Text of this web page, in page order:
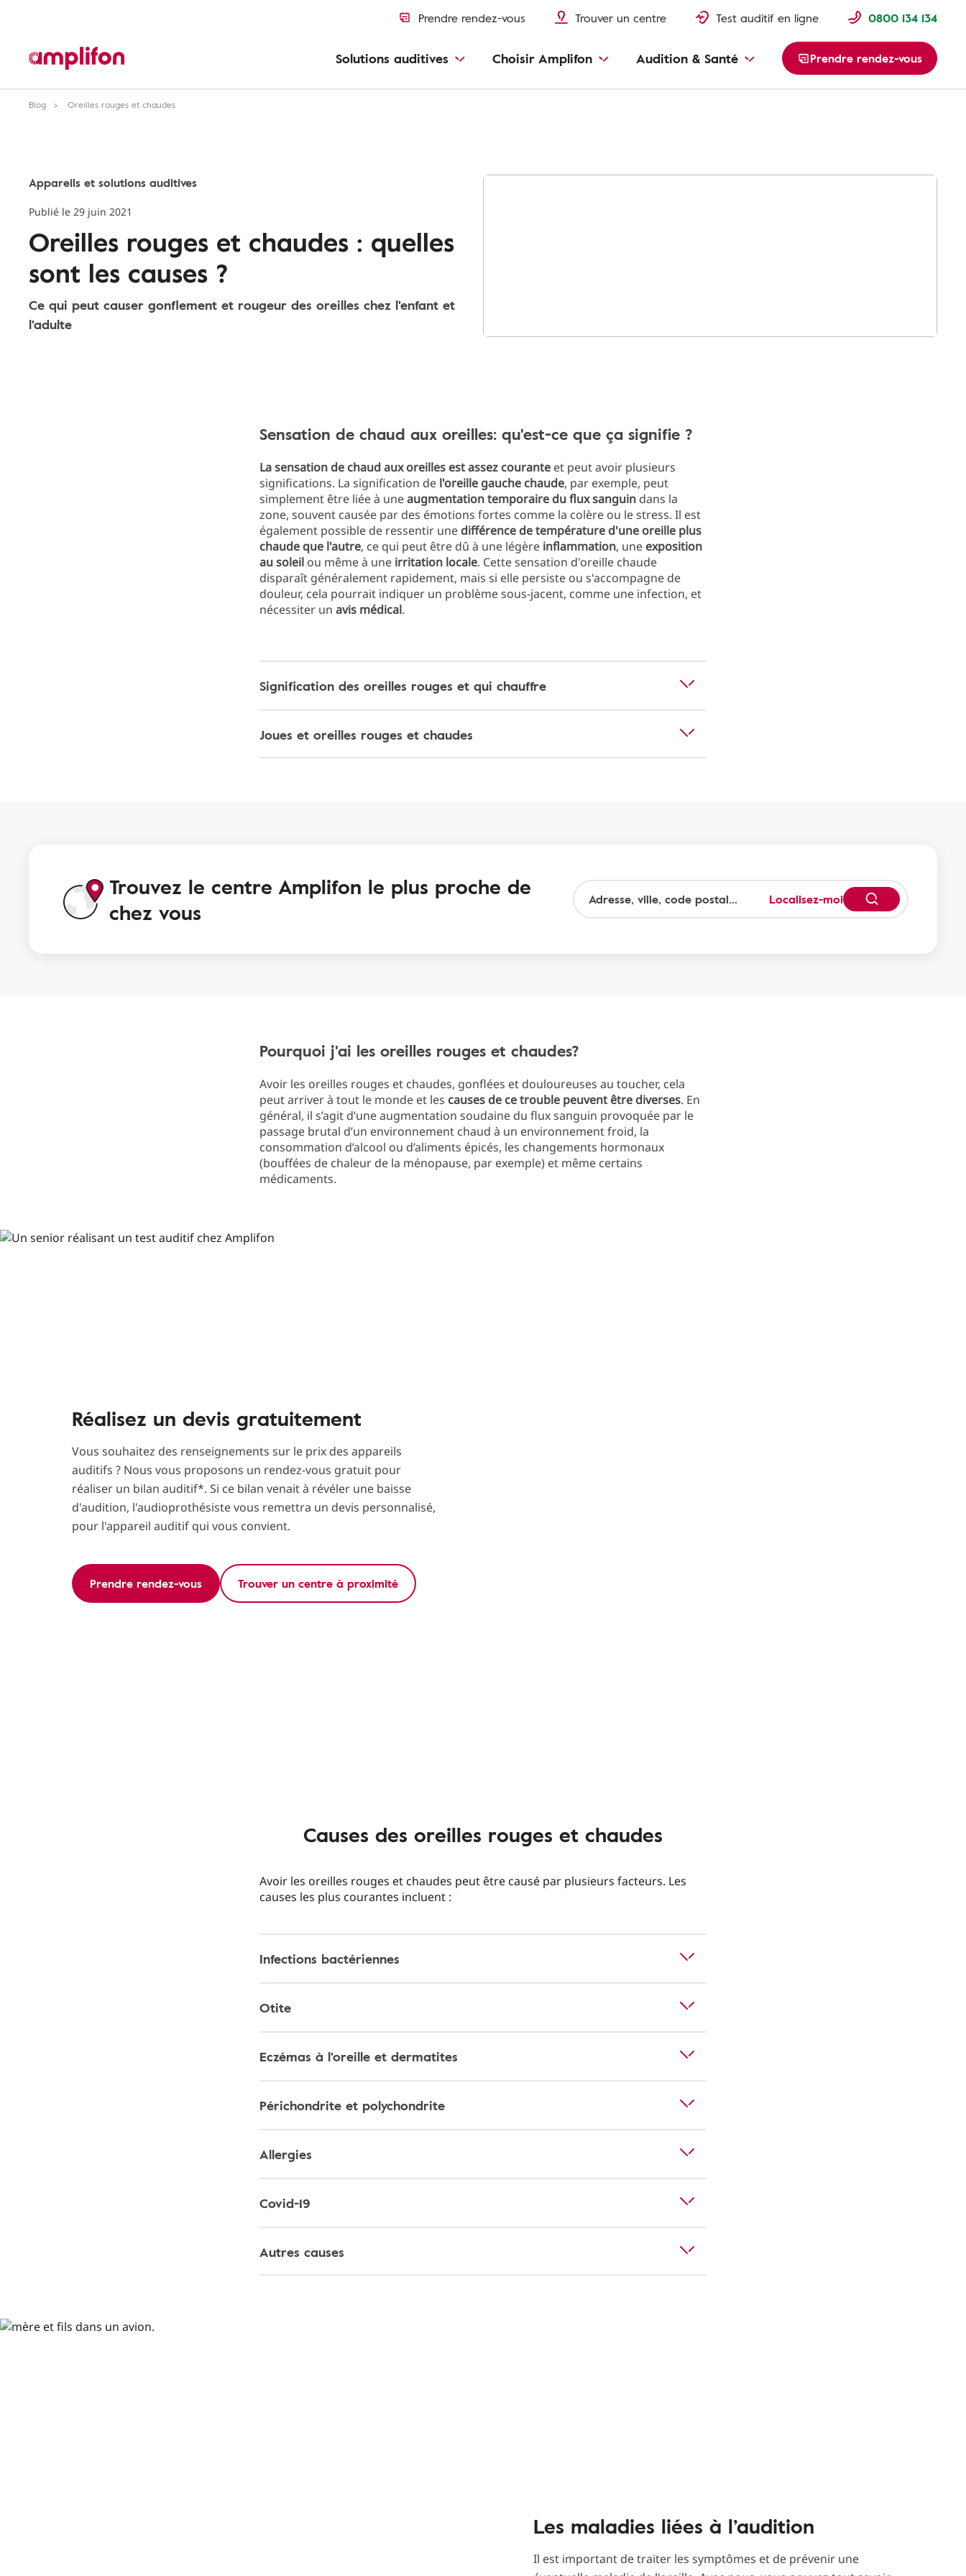
Prendre rendez-vous Trouver un centre Test auditif en ligne 0800 134 134
Solutions auditives Choisir Amplifon Audition & Santé Prendre rendez-vous
Blog Oreilles rouges et chaudes
Appareils et solutions auditives
Publié le 29 juin 2021
Oreilles rouges et chaudes : quelles
sont les causes ?
Ce qui peut causer gonflement et rougeur des oreilles chez l'enfant et
l'adulte
Sensation de chaud aux oreilles: qu'est-ce que ça signifie ?
La sensation de chaud aux oreilles est assez courante et peut avoir plusieurs
significations. La signification de l'oreille gauche chaude, par exemple, peut
simplement être liée à uneaugmentation temporaire du flux sanguin dans la
zone, souvent causée par des émotions fortes comme la colère ou le stress. Il est
également possible de ressentir une différence de température d'une oreille plus
chaude que l'autre, ce qui peut être dû à une légère inflammation, une exposition
au soleil ou même à une irritation locale. Cette sensation d'oreille chaude
disparaît généralement rapidement, mais si elle persiste ou s'accompagne de
douleur, cela pourrait indiquer un problème sous-jacent, comme une infection, et
nécessiter un avis médical.
Signification des oreilles rouges et qui chauffre
Joues et oreilles rouges et chaudes
Trouvez le centre Amplifon le plus proche de
chez vous
Localisez-moi
Pourquoi j'ai les oreilles rouges et chaudes?
Avoir les oreilles rouges et chaudes, gonflées et douloureuses au toucher, cela
peut arriver à tout le monde et les causes de ce trouble peuvent être diverses. En
général, il s’agit d’une augmentation soudaine du flux sanguin provoquée par le
passage brutal d’un environnement chaud à un environnement froid, la
consommation d’alcool ou d’aliments épicés, les changements hormonaux
(bouffées de chaleur de la ménopause, par exemple) et même certains
médicaments.
Réalisez un devis gratuitement
Vous souhaitez des renseignements sur le prix des appareils
auditifs ? Nous vous proposons un rendez-vous gratuit pour
réaliser un bilan auditif*. Si ce bilan venait à révéler une baisse
d'audition, l'audioprothésiste vous remettra un devis personnalisé,
pour l'appareil auditif qui vous convient.
Prendre rendez-vous Trouver un centre à proximité
Causes des oreilles rouges et chaudes
Avoir les oreilles rouges et chaudes peut être causé par plusieurs facteurs. Les
causes les plus courantes incluent :
Infections bactériennes
Otite
Eczémas à l'oreille et dermatites
Périchondrite et polychondrite
Allergies
Covid-19
Autres causes
Les maladies liées à l’audition
Il est important de traiter les symptômes et de prévenir une